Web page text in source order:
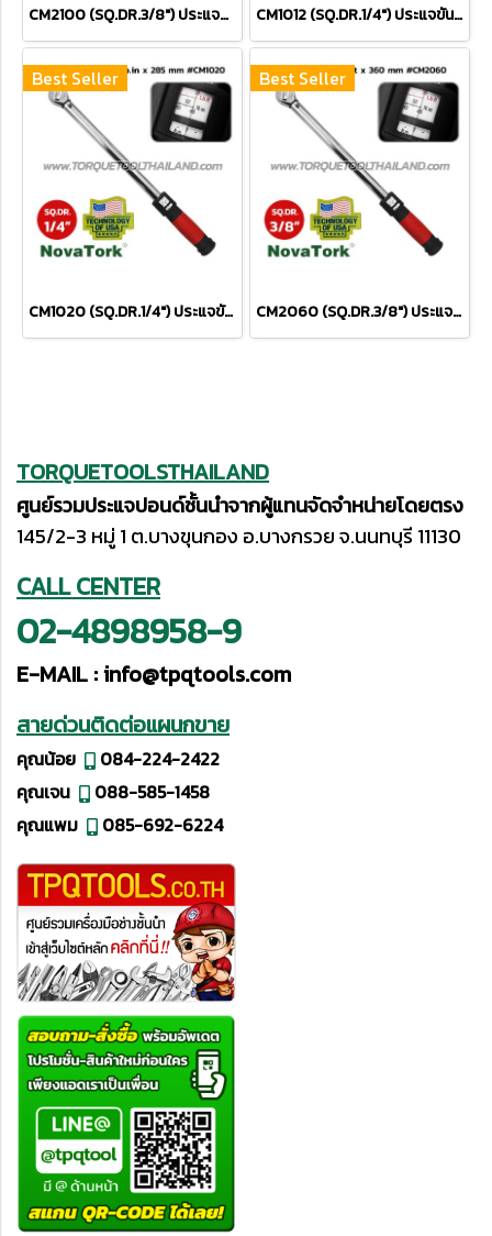
CM2100 (SQ.DR.3/8") ประแจขันปอนด์ 20-100 Nm / 15-75 FT.LBS. CM1012 (SQ.DR.1/4") ประแจขันปอนด์ 2.5-12 Nm / 20-105 IN.LBS.
Best Seller
CM1020 (SQ.DR.1/4") ประแจขันปอนด์ 4.0-20 Nm / 30-180 IN.LBS.
Best Seller
CM2060 (SQ.DR.3/8") ประแจขันปอนด์ 10-60 Nm / 9-45 FT.LBS.
TORQUETOOLSTHAILAND
ศูนย์รวมประแจปอนด์ชั้นนำจากผู้แทนจัดจำหน่ายโดยตรง
145/2-3 หมู่ 1 ต.บางขุนกอง อ.บางกรวย จ.นนทบุรี 11130
CALL CENTER
02-4898958-9
E-MAIL :info@tpqtools.com
สายด่วนติดต่อแผนกขาย
คุณน้อย
084-224-2422
คุณเจน
088-585-1458
คุณแพม
085-692-6224